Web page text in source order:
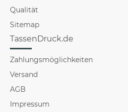
Qualität
Sitemap
TassenDruck.de
Zahlungsmöglichkeiten
Versand
AGB
Impressum